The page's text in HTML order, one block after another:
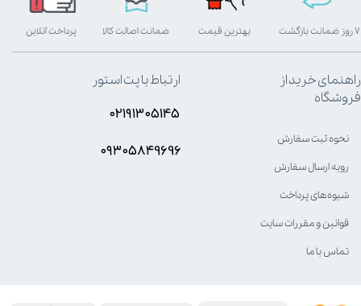
بهترین قیمت پرداخت آنلاین ۷ روز ضمانت بازگشت ضمانت اصالت کالا
راهنمای خرید از
فروشگاه
نحوه ثبت سفارش
رویه ارسال سفارش
شیوه‌های پرداخت
قوانین و مقررات سایت
تماس با ما
ارتباط با پت استور
۰۲۱۹۱۳۰۵۱۴۵
۰۹۳۰۵8۴9696